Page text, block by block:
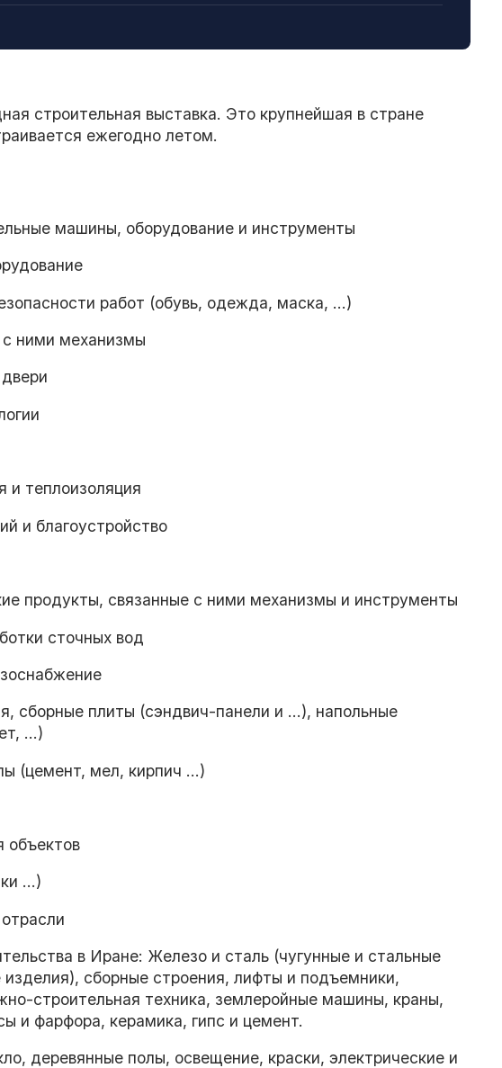
строительная выставка. Это крупнейшая в стране
ежегодно летом.
машины, оборудование и инструменты
работ (обувь, одежда, маска, ...)
с ними механизмы
и теплоизоляция
и благоустройство
продукты, связанные с ними механизмы и инструменты
сточных вод
сборные плиты (сэндвич-панели и ...), напольные
...)
(цемент, мел, кирпич ...)
объектов
...)
в Иране: Железо и сталь (чугунные и стальные
изделия), сборные строения, лифты и подъемники,
строительная техника, землеройные машины, краны,
и фарфора, керамика, гипс и цемент.
деревянные полы, освещение, краски, электрические и